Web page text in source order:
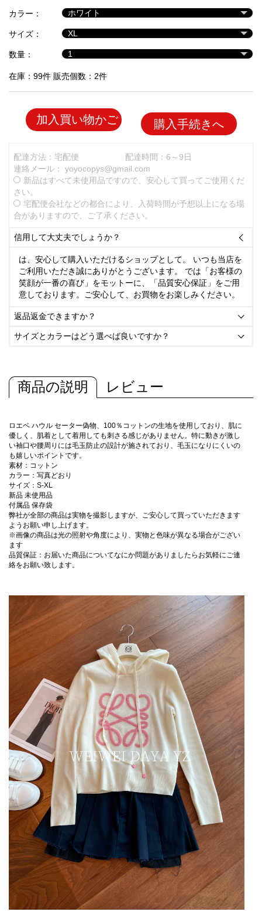
ル
品
カラー：
サイズ：
数量：
在庫：99件 販売個数：2件
加入買い物かご 購入手続きへ
配達方法：宅配便
配達時間：6～9日
連絡メール： yoyocopys@gmail.com
新品はすべて未使用品ですので、安心して買ってご使用くだ
さい。
宅配便会社などの都合により、入荷時間が予想以上になる場
合がありますので、ご了承ください。
信用して大丈夫でしょうか？ 
は、安心して購入いただけるショップとして。 いつも当店を
ご利用いただき誠にありがとうございます。 では「お客様の
笑顔が一番の喜び」をモットーに、「品質安心保証」をご用
意しております。ご安心して、お買物をお楽しみください。
返品返金できますか？ 
サイズとカラーはどう選べば良いですか？ 
商品の説明 レビュー
ロエベ ハウル セーター偽物、100％コットンの生地を使用しており、肌に
優しく、肌着として着用しても刺さる感じがありません。特に動きが激し
い袖口や腰周りには毛玉防止の設計が施されており、毛玉になりにくいの
も嬉しいポイントです。
素材：コットン
カラー：写真どおり
サイズ：S-XL
新品 未使用品
付属品 保存袋
弊社が全部の商品は実物を撮影しますが、ご安心して買っていただきます
ようお願い申し上げます。
※画像の商品は光の照射や角度により、実物と色味が異なる場合がござい
ます
品質保証：お届いた商品についてなにか問題がありましたらお気軽にご連
絡をお願い致します。